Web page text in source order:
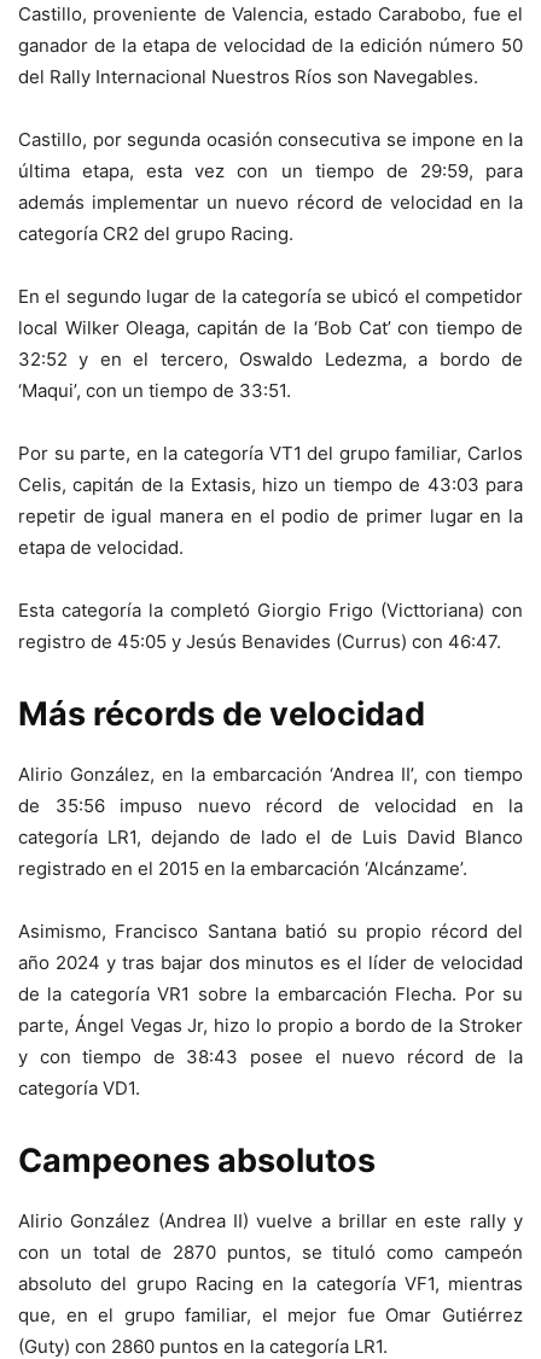
Castillo, proveniente de Valencia, estado Carabobo, fue el
ganador de la etapa de velocidad de la edición número 50
del Rally Internacional Nuestros Ríos son Navegables.
Castillo, por segunda ocasión consecutiva se impone en la
última etapa, esta vez con un tiempo de 29:59, para
además implementar un nuevo récord de velocidad en la
categoría CR2 del grupo Racing.
En el segundo lugar de la categoría se ubicó el competidor
local Wilker Oleaga, capitán de la ‘Bob Cat’ con tiempo de
32:52 y en el tercero, Oswaldo Ledezma, a bordo de
‘Maqui’, con un tiempo de 33:51.
Por su parte, en la categoría VT1 del grupo familiar, Carlos
Celis, capitán de la Extasis, hizo un tiempo de 43:03 para
repetir de igual manera en el podio de primer lugar en la
etapa de velocidad.
Esta categoría la completó Giorgio Frigo (Victtoriana) con
registro de 45:05 y Jesús Benavides (Currus) con 46:47.
Más récords de velocidad
Alirio González, en la embarcación ‘Andrea II’, con tiempo
de 35:56 impuso nuevo récord de velocidad en la
categoría LR1, dejando de lado el de Luis David Blanco
registrado en el 2015 en la embarcación ‘Alcánzame’.
Asimismo, Francisco Santana batió su propio récord del
año 2024 y tras bajar dos minutos es el líder de velocidad
de la categoría VR1 sobre la embarcación Flecha. Por su
parte, Ángel Vegas Jr, hizo lo propio a bordo de la Stroker
y con tiempo de 38:43 posee el nuevo récord de la
categoría VD1.
Campeones absolutos
Alirio González (Andrea II) vuelve a brillar en este rally y
con un total de 2870 puntos, se tituló como campeón
absoluto del grupo Racing en la categoría VF1, mientras
que, en el grupo familiar, el mejor fue Omar Gutiérrez
(Guty) con 2860 puntos en la categoría LR1.